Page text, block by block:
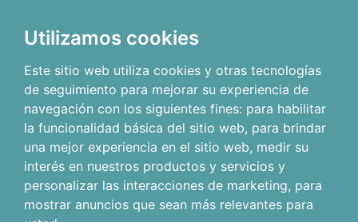
Utilizamos cookies
Este sitio web utiliza cookies y otras tecnologías
de seguimiento para mejorar su experiencia de
navegación con los siguientes fines: para habilitar
la funcionalidad básica del sitio web, para brindar
una mejor experiencia en el sitio web, medir su
interés en nuestros productos y servicios y
personalizar las interacciones de marketing, para
mostrar anuncios que sean más relevantes para